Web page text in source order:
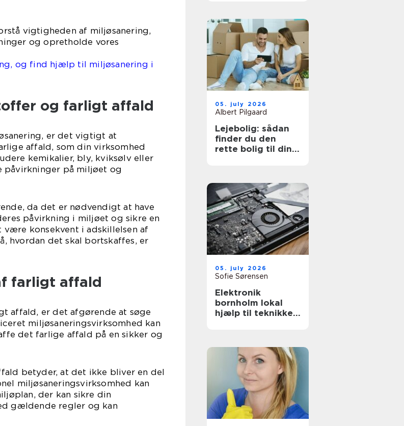
vigtigheden af miljøsanering,
og opretholde vores
og find hjælp til miljøsanering i
og farligt affald
er det vigtigt at
affald, som din virksomhed
kemikalier, bly, kviksølv eller
påvirkninger på miljøet og
da det er nødvendigt at have
påvirkning i miljøet og sikre en
konsekvent i adskillelsen af
hvordan det skal bortskaffes, er
farligt affald
affald, er det afgørende at søge
miljøsaneringsvirksomhed kan
det farlige affald på en sikker og
betyder, at det ikke bliver en del
miljøsaneringsvirksomhed kan
der kan sikre din
gældende regler og kan
05. july 2026
Albert Pilgaard
Lejebolig: sådan
finder du den
rette bolig til din
05. july 2026
Sofie Sørensen
Elektronik
bornholm lokal
hjælp til teknikken